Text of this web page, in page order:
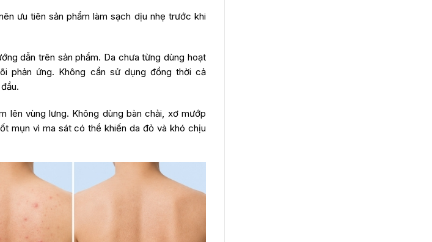
ưu tiên sản phẩm làm sạch dịu nhẹ trước khi
dẫn trên sản phẩm. Da chưa từng dùng hoạt
phản ứng. Không cần sử dụng đồng thời cả
lên vùng lưng. Không dùng bàn chải, xơ mướp
mụn vì ma sát có thể khiến da đỏ và khó chịu